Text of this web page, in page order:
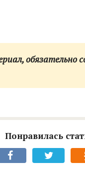
обязательно
Понравилась